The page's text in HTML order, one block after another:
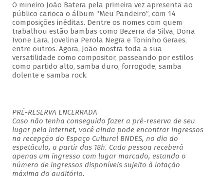
O mineiro João Batera pela primeira vez apresenta ao
público carioca o álbum “Meu Pandeiro”, com 14
composições inéditas. Dentre os nomes com quem
trabalhou estão bambas como Bezerra da Silva, Dona
Ivone Lara, Jovelina Perola Negra e Toninho Geraes,
entre outros. Agora, João mostra toda a sua
versatilidade como compositor, passeando por estilos
como partido alto, samba duro, forrogode, samba
dolente e samba rock.
PRÉ-RESERVA ENCERRADA
Caso não tenha conseguido fazer a pré-reserva de seu
lugar pela internet, você ainda pode encontrar ingressos
na recepção do Espaço Cultural BNDES, no dia do
espetáculo, a partir das 18h. Cada pessoa receberá
apenas um ingresso com lugar marcado, estando o
número de ingressos disponíveis sujeito à lotação
máxima do auditório.